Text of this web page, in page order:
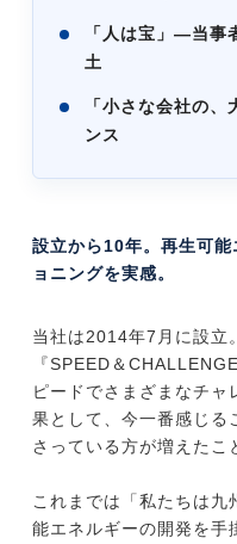
「人は宝」―当事
土
「小さな会社の
ンス
設立から10年。再生可
ョニングを実感。
当社は2014年7月に設立
『SPEED＆
ピードでさまざまなチ
果として、今一番感じる
さっている方が増えたこ
これまでは「私たちは
能エネルギーの開発を手